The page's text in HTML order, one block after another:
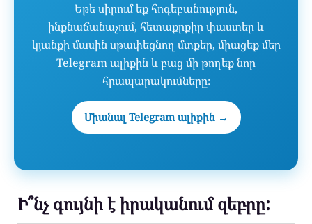
Եթե սիրում եք հոգեբանություն,
ինքնաճանաչում, հետաքրքիր փաստեր և
կյանքի մասին սթափեցնող մտքեր, միացեք մեր
Telegram ալիքին և բաց մի թողեք նոր
հրապարակումները։
Միանալ Telegram ալիքին →
Ի՞նչ գույնի է իրականում զեբրը: